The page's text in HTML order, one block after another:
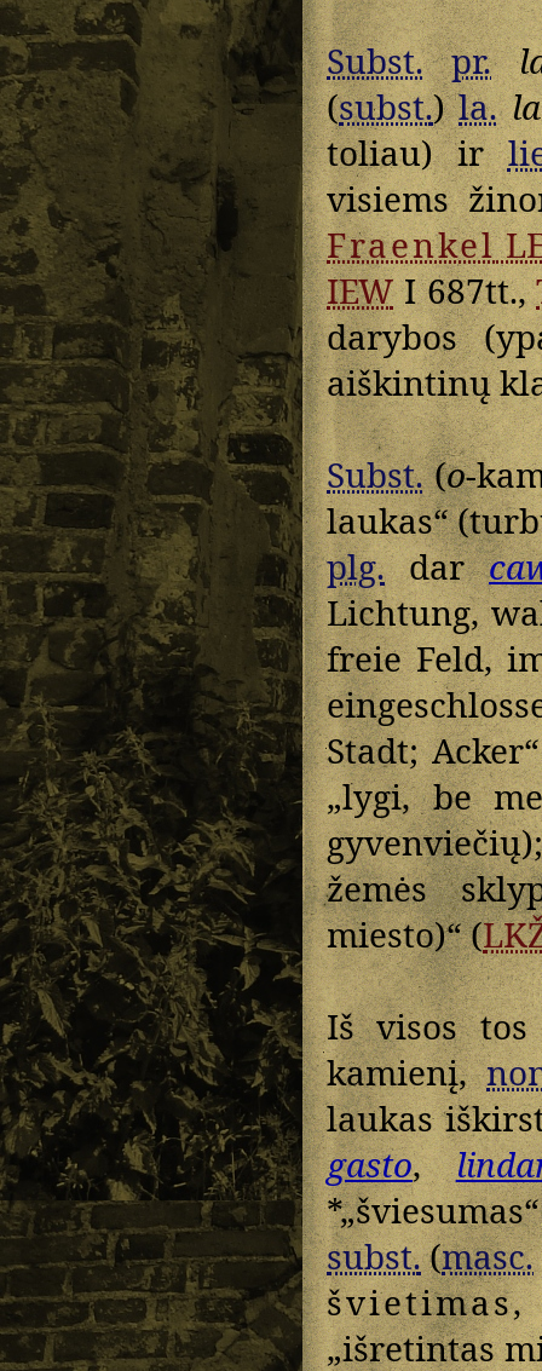
Subst.
pr.
(subst.)la.
toliau) ir
visiems
Fraenkel
IEWI 687tt.,
darybos
aiškintinų
Subst.(o-
laukas“
plg.dar
Lichtung,
freie Feld,
Stadt;
„lygi, be
žemės
miesto)“ (
Iš visos
kamienį,
laukas
gasto,
subst.(masc.
švietimas,
„išretintas